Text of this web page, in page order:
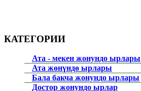
КАТЕГОРИИ
Ата - мекен жонундо ырлары
Ата жөнүндө ырлары
Бала бакча жонундо ырлары
Достор жонундо ырлар